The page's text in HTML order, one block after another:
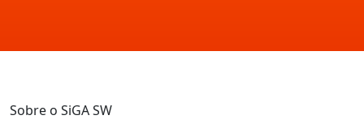
Sobre o SiGA SW